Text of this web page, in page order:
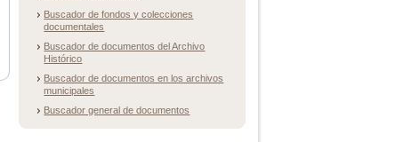
Buscador de fondos y colecciones
documentales
Buscador de documentos del Archivo
Histórico
Buscador de documentos en los archivos
municipales
Buscador general de documentos